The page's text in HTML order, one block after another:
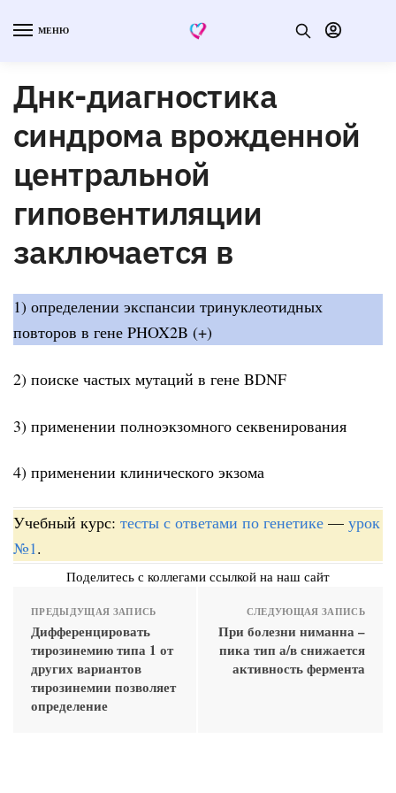
МЕНЮ
Днк-диагностика
синдрома врожденной
центральной
гиповентиляции
заключается в
1) определении экспансии тринуклеотидных
повторов в гене PHOX2B (+)
2) поиске частых мутаций в гене BDNF
3) применении полноэкзомного секвенирования
4) применении клинического экзома
Учебный курс: тесты с ответами по генетике — урок
№1.
Поделитесь с коллегами ссылкой на наш сайт
ПРЕДЫДУЩАЯ ЗАПИСЬ
Дифференцировать
тирозинемию типа 1 от
других вариантов
тирозинемии позволяет
определение
СЛЕДУЮЩАЯ ЗАПИСЬ
При болезни ниманна –
пика тип а/в снижается
активность фермента